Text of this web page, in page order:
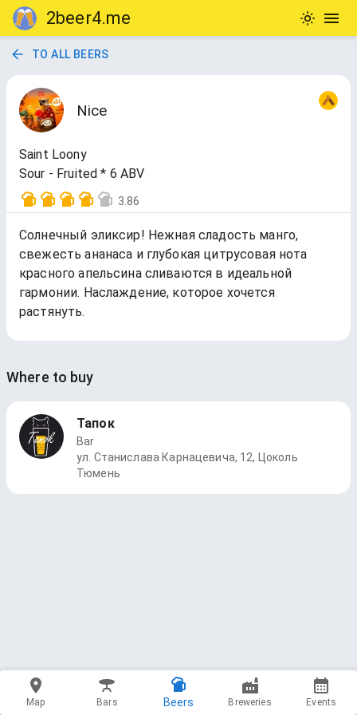
2beer4.me
TO ALL BEERS
Nice
Saint Loony
Sour - Fruited * 6 ABV
3.86
Солнечный эликсир! Нежная сладость манго,
свежесть ананаса и глубокая цитрусовая нота
красного апельсина сливаются в идеальной
гармонии. Наслаждение, которое хочется
растянуть.
Where to buy
Тапок
Bar
ул. Станислава Карнацевича, 12, Цоколь
Тюмень
Map Bars Beers Breweries Events